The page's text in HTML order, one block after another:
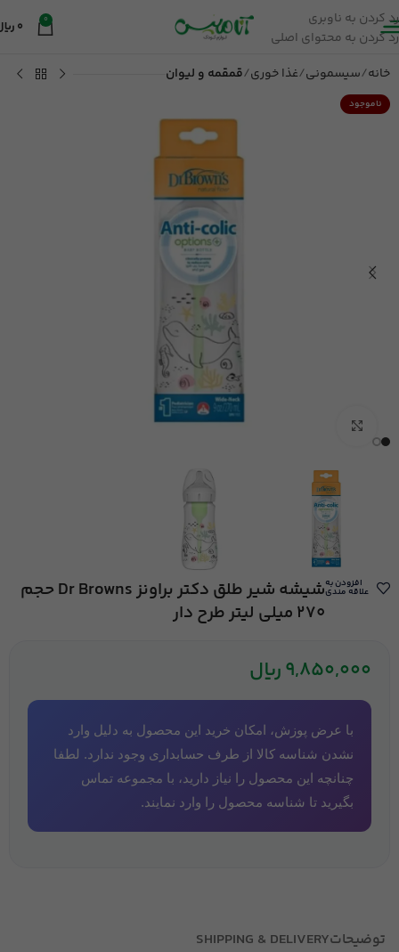
رد کردن به ناوبری
رد کردن به محتوای اصلی
0
0
خانه سیسمونی غذا خوری قمقمه و لیوان
ناموجود
افزودن به
علاقه مندی
شیشه شیر طلق دکتر براونز Dr Browns حجم
270 میلی لیتر طرح دار
9,850,000ریال
با عرض پوزش، امکان خرید این محصول به دلیل وارد
نشدن شناسه کالا از طرف حسابداری وجود ندارد. لطفا
چنانچه این محصول را نیاز دارید، با مجموعه تماس
بگیرید تا شناسه محصول را وارد نمایند.
توضیحاتSHIPPING & DELIVERY